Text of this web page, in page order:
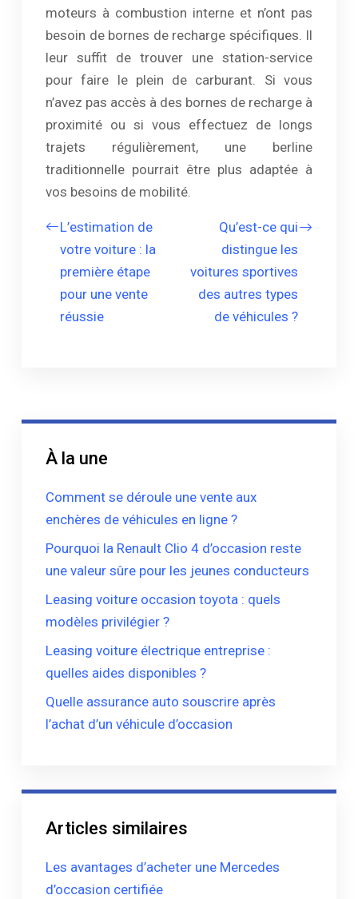
moteurs à combustion interne et n’ont pas
besoin de bornes de recharge spécifiques. Il
leur suffit de trouver une station-service
pour faire le plein de carburant. Si vous
n’avez pas accès à des bornes de recharge à
proximité ou si vous effectuez de longs
trajets régulièrement, une berline
traditionnelle pourrait être plus adaptée à
vos besoins de mobilité.
L’estimation de
votre voiture : la
première étape
pour une vente
réussie
Qu’est-ce qui
distingue les
voitures sportives
des autres types
de véhicules ?
À la une
Comment se déroule une vente aux
enchères de véhicules en ligne ?
Pourquoi la Renault Clio 4 d’occasion reste
une valeur sûre pour les jeunes conducteurs
Leasing voiture occasion toyota : quels
modèles privilégier ?
Leasing voiture électrique entreprise :
quelles aides disponibles ?
Quelle assurance auto souscrire après
l’achat d’un véhicule d’occasion
Articles similaires
Les avantages d’acheter une Mercedes
d’occasion certifiée